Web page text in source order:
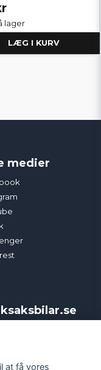
lager
LÆG I KURV
medier
at få vores